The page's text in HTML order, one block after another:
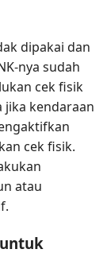
dipakai dan
nya sudah
cek fisik
jika kendaraan
cek fisik.
atau